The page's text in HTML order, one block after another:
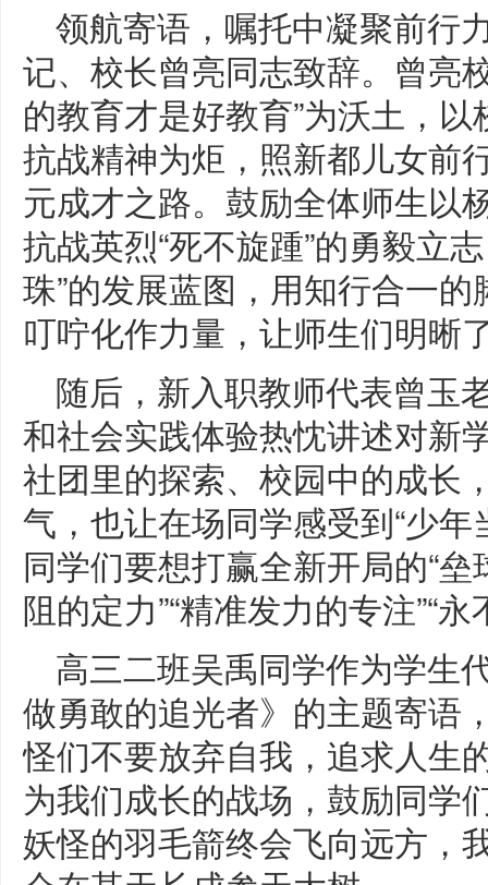
领航寄语，嘱托中凝聚前行
记、校长曾亮同志致辞。曾亮
的教育才是好教育”为沃土，
抗战精神为炬，照新都儿女前
元成才之路。鼓励全体师生以
抗战英烈“死不旋踵”的勇毅立
珠”的发展蓝图，用知行合一
叮咛化作力量，让师生们明晰
随后，新入职教师代表曾玉
和社会实践体验热忱讲述对
社团里的探索、校园中的成长
气，也让在场同学感受到“少
同学们要想打赢全新开局的“
阻的定力”“精准发力的专注”“
高三二班吴禹同学作为学生
做勇敢的追光者》的主题寄语
怪们不要放弃自我，追求人生
为我们成长的战场，鼓励同学
妖怪的羽毛箭终会飞向远方，